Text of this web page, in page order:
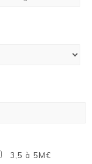
3,5 à 5M€